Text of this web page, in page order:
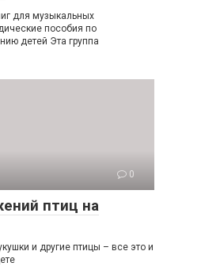
для музыкальных
пособия по
детей Эта группа
0
птиц на
и другие птицы – все это и